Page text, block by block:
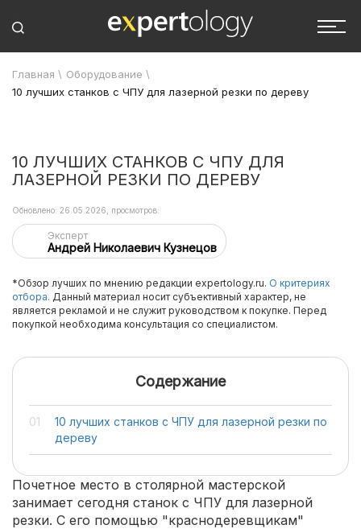
Главная \ Оборудование \
10 лучших станков с ЧПУ для лазерной резки по дереву
10 ЛУЧШИХ СТАНКОВ С ЧПУ ДЛЯ
ЛАЗЕРНОЙ РЕЗКИ ПО ДЕРЕВУ
Эксперт
Андрей Николаевич Кузнецов
Обновлено: 26.05.2026, просмотров:
*Обзор лучших по мнению редакции expertology.ru. О критериях
отбора. Данный материал носит субъективный характер, не
является рекламой и не служит руководством к покупке. Перед
покупкой необходима консультация со специалистом.
Содержание
10 лучших станков с ЧПУ для лазерной резки по
дереву
Почетное место в столярной мастерской
занимает сегодня станок с ЧПУ для лазерной
резки. С его помощью "краснодеревщикам"